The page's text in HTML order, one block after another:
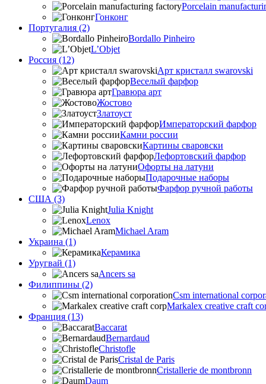
Porcelain
Гонконг
Португалия (2)
Bordallo Pinheiro
L’Objet
Россия (12)
Арт кристалл swarovski
Веселый фарфор
Гравюра арт
Жостово
Златоуст
Императорский фарфор
Камни россии
Картины сваровски
Лефортовский фарфор
Офорты на латуни
Подарочные наборы
Фарфор ручной работы
США (3)
Julia Knight
Lenox
Michael Aram
Украина (1)
Керамика
Уругвай (1)
Ancers sa
Филиппины (2)
Csm international
Markalex creative craft
Франция (13)
Baccarat
Bernardaud
Christofle
Cristal de Paris
Cristallerie de montbronn
Daum